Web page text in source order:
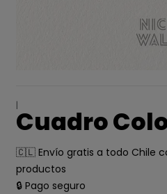
|
Cuadro
🇨🇱 Envío gratis a todo Chile
productos
🔒 Pago seguro